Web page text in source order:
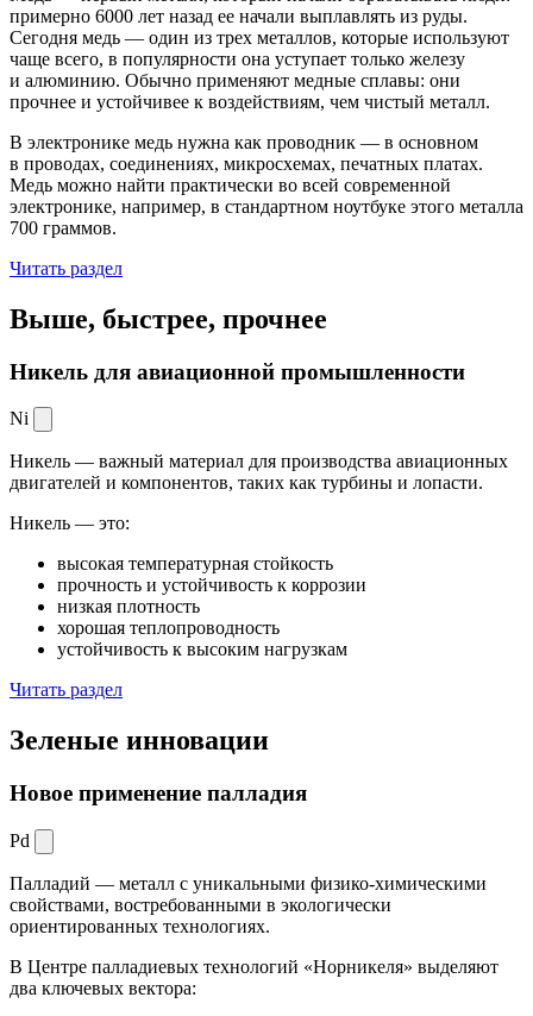
примерно 6000 лет назад ее начали выплавлять из руды.
Сегодня медь — один из трех металлов, которые используют
чаще всего, в популярности она уступает только железу
и алюминию. Обычно применяют медные сплавы: они
прочнее и устойчивее к воздействиям, чем чистый металл.
В электронике медь нужна как проводник — в основном
в проводах, соединениях, микросхемах, печатных платах.
Медь можно найти практически во всей современной
электронике, например, в стандартном ноутбуке этого металла
700 граммов.
Читать раздел
Выше, быстрее, прочнее
Никель для авиационной промышленности
Ni
Никель — важный материал для производства авиационных
двигателей и компонентов, таких как турбины и лопасти.
Никель — это:
высокая температурная стойкость
прочность и устойчивость к коррозии
низкая плотность
хорошая теплопроводность
устойчивость к высоким нагрузкам
Читать раздел
Зеленые инновации
Новое применение палладия
Pd
Палладий — металл с уникальными физико-химическими
свойствами, востребованными в экологически
ориентированных технологиях.
В Центре палладиевых технологий «Норникеля» выделяют
два ключевых вектора: